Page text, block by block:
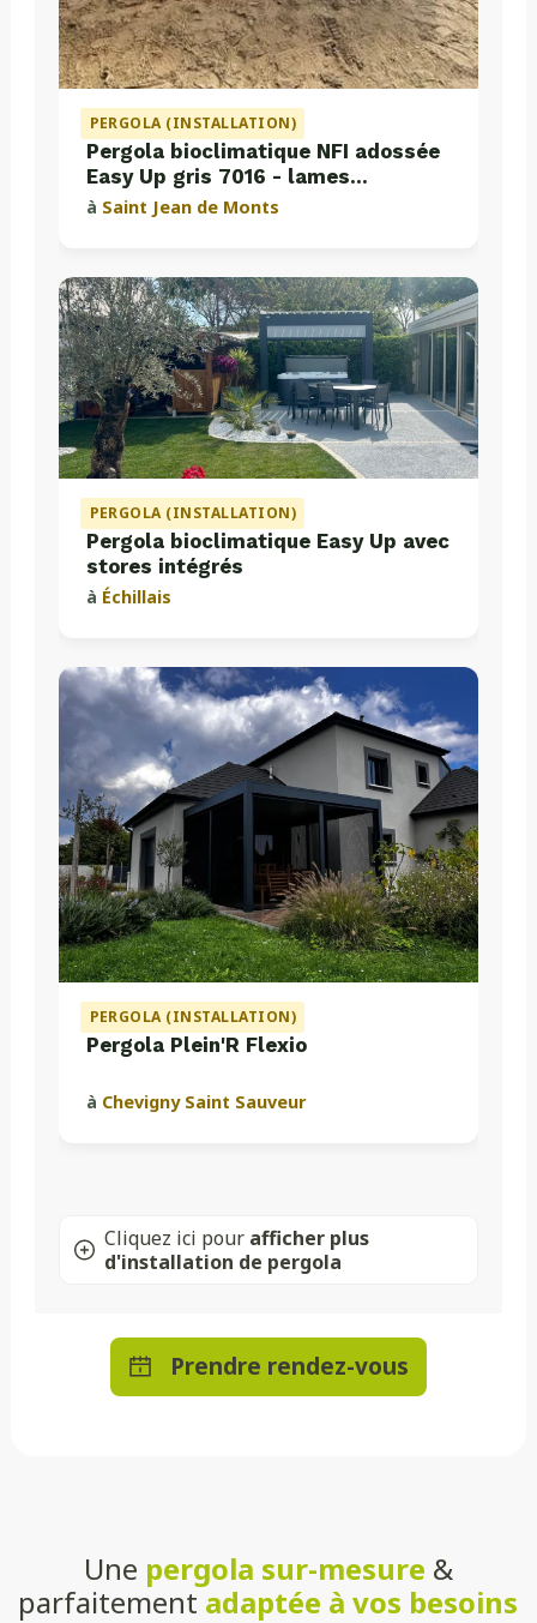
PERGOLA (INSTALLATION)
Pergola bioclimatique NFI adossée
Easy Up gris 7016 - lames
perpendiculaires
à Saint Jean de Monts
PERGOLA (INSTALLATION)
Pergola bioclimatique Easy Up avec
stores intégrés
à Échillais
PERGOLA (INSTALLATION)
Pergola Plein'R Flexio
à Chevigny Saint Sauveur
Cliquez ici pour afficher plus
d'installation de pergola
Prendre rendez-vous
Une pergola sur-mesure &
parfaitement adaptée à vos besoins